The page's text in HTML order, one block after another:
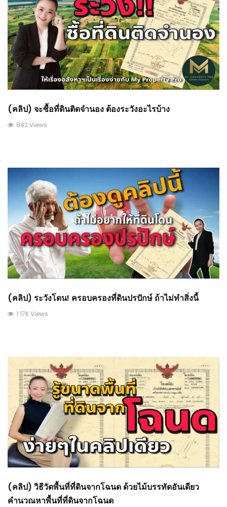
(คลิป) จะซื้อที่ดินติดจำนอง ต้องระวังอะไรบ้าง
843 Views
(คลิป) ระวังโดน! ครอบครองที่ดินปรปักษ์ ถ้าไม่ทำสิ่งนี้
1.17K Views
(คลิป) วิธีวัดพื้นที่ที่ดินจากโฉนด ด้วยไม้บรรทัดอันเดียว
คำนวณหาพื้นที่ที่ดินจากโฉนด